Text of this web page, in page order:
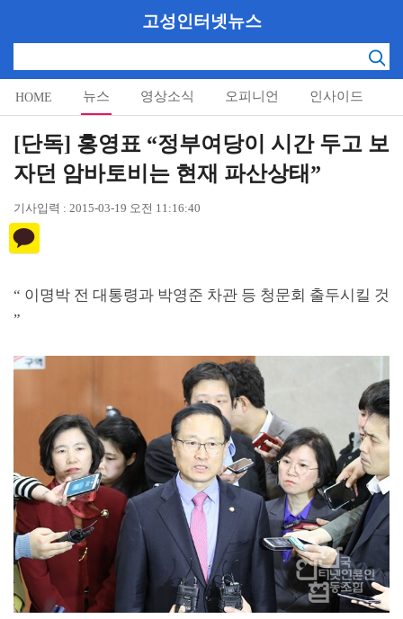
고성인터넷뉴스
HOME 뉴스 영상소식 오피니언 인사이드
알림마당
[단독] 홍영표 “정부여당이 시간 두고 보
자던 암바토비는 현재 파산상태”
기사입력 : 2015-03-19 오전 11:16:40
“ 이명박 전 대통령과 박영준 차관 등 청문회 출두시킬 것
”